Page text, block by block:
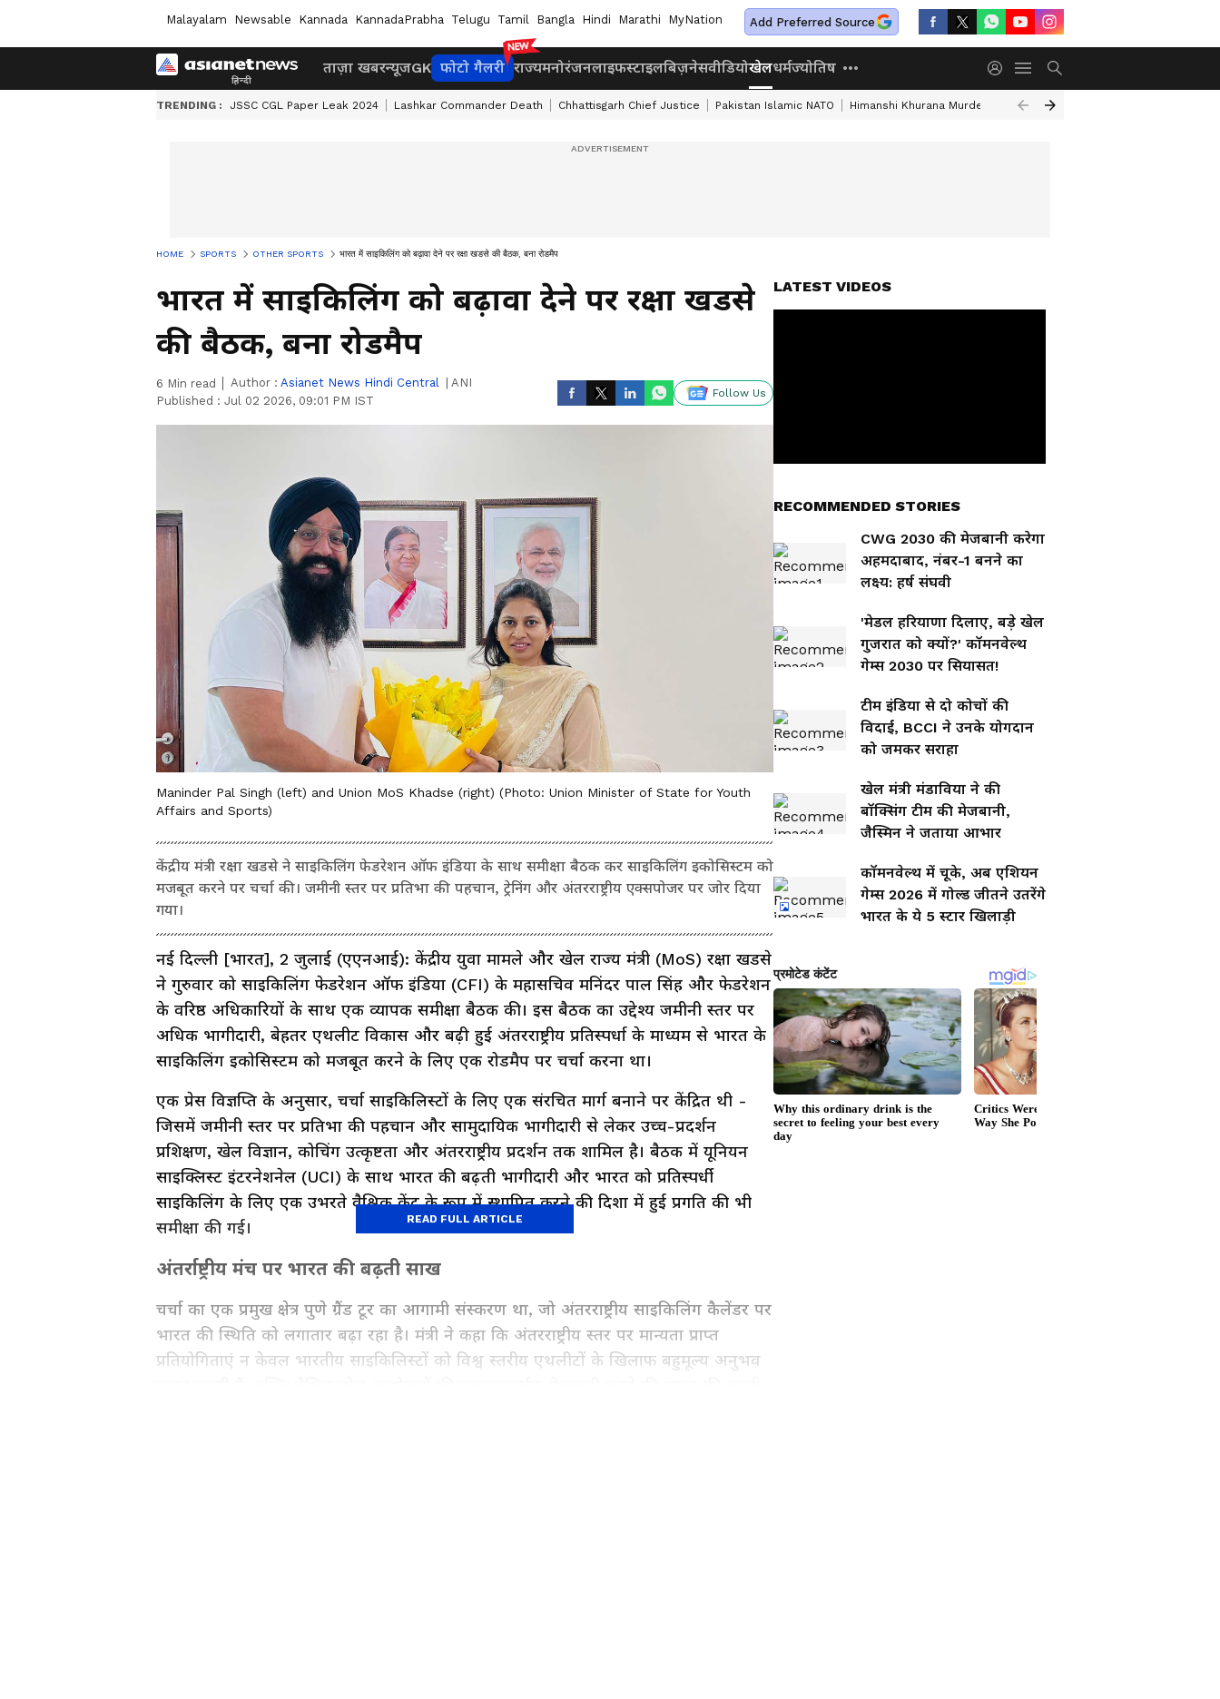
Malayalam Newsable Kannada KannadaPrabha Telugu Tamil Bangla Hindi Marathi MyNation Add Preferred Source
ताज़ा खबरन्यूजGK फोटो गैलरी राज्यमनोरंजनलाइफस्टाइलबिज़नेसवीडियोखेलधर्मज्योतिष
TRENDING : JSSC CGL Paper Leak 2024 Lashkar Commander Death Chhattisgarh Chief Justice Pakistan Islamic NATO Himanshi Khurana Murder Mathura Murder Case
HOME SPORTS OTHER SPORTS भारत में साइकिलिंग को बढ़ावा देने पर रक्षा खडसे की बैठक, बना रोडमैप
भारत में साइकिलिंग को बढ़ावा देने पर रक्षा खडसे
की बैठक, बना रोडमैप
6 Min read Author : Asianet News Hindi Central
ANI
Published : Jul 02 2026, 09:01 PM IST
Follow Us
Maninder Pal Singh (left) and Union MoS Khadse (right) (Photo: Union Minister of State for Youth
Affairs and Sports)
केंद्रीय मंत्री रक्षा खडसे ने साइकिलिंग फेडरेशन ऑफ इंडिया के साथ समीक्षा बैठक कर साइकिलिंग इकोसिस्टम को
मजबूत करने पर चर्चा की। जमीनी स्तर पर प्रतिभा की पहचान, ट्रेनिंग और अंतरराष्ट्रीय एक्सपोजर पर जोर दिया
गया।
नई दिल्ली [भारत], 2 जुलाई (एएनआई): केंद्रीय युवा मामले और खेल राज्य मंत्री (MoS) रक्षा खडसे
ने गुरुवार को साइकिलिंग फेडरेशन ऑफ इंडिया (CFI) के महासचिव मनिंदर पाल सिंह और फेडरेशन
के वरिष्ठ अधिकारियों के साथ एक व्यापक समीक्षा बैठक की। इस बैठक का उद्देश्य जमीनी स्तर पर
अधिक भागीदारी, बेहतर एथलीट विकास और बढ़ी हुई अंतरराष्ट्रीय प्रतिस्पर्धा के माध्यम से भारत के
साइकिलिंग इकोसिस्टम को मजबूत करने के लिए एक रोडमैप पर चर्चा करना था।
एक प्रेस विज्ञप्ति के अनुसार, चर्चा साइकिलिस्टों के लिए एक संरचित मार्ग बनाने पर केंद्रित थी -
जिसमें जमीनी स्तर पर प्रतिभा की पहचान और सामुदायिक भागीदारी से लेकर उच्च-प्रदर्शन
प्रशिक्षण, खेल विज्ञान, कोचिंग उत्कृष्टता और अंतरराष्ट्रीय प्रदर्शन तक शामिल है। बैठक में यूनियन
साइक्लिस्ट इंटरनेशनेल (UCI) के साथ भारत की बढ़ती भागीदारी और भारत को प्रतिस्पर्धी
साइकिलिंग के लिए एक उभरते वैश्विक केंद्र के रूप में स्थापित करने की दिशा में हुई प्रगति की भी
समीक्षा की गई।
अंतर्राष्ट्रीय मंच पर भारत की बढ़ती साख
चर्चा का एक प्रमुख क्षेत्र पुणे ग्रैंड टूर का आगामी संस्करण था, जो अंतरराष्ट्रीय साइकिलिंग कैलेंडर पर
भारत की स्थिति को लगातार बढ़ा रहा है। मंत्री ने कहा कि अंतरराष्ट्रीय स्तर पर मान्यता प्राप्त
प्रतियोगिताएं न केवल भारतीय साइकिलिस्टों को विश्व स्तरीय एथलीटों के खिलाफ बहुमूल्य अनुभव
READ FULL ARTICLE
LATEST VIDEOS
RECOMMENDED STORIES
CWG 2030 की मेजबानी करेगा
अहमदाबाद, नंबर-1 बनने का
लक्ष्य: हर्ष संघवी
'मेडल हरियाणा दिलाए, बड़े खेल
गुजरात को क्यों?' कॉमनवेल्थ
गेम्स 2030 पर सियासत!
टीम इंडिया से दो कोचों की
विदाई, BCCI ने उनके योगदान
को जमकर सराहा
खेल मंत्री मंडाविया ने की
बॉक्सिंग टीम की मेजबानी,
जैस्मिन ने जताया आभार
कॉमनवेल्थ में चूके, अब एशियन
गेम्स 2026 में गोल्ड जीतने उतरेंगे
भारत के ये 5 स्टार खिलाड़ी